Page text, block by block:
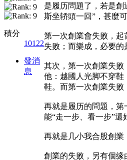
積分
10122
發消
息
是履历問題了，若是
斯坐轿頭一回”，甚麼
第一次創業會失败，
失败；而樂成，必要的
其次，第一次創業失
他：越國人光脚不穿鞋
鞋。而第一次創業失败
再就是履历的問題，第
能“走一步、看一步”還
再就是几小我合股創業
創業的失败，另有個